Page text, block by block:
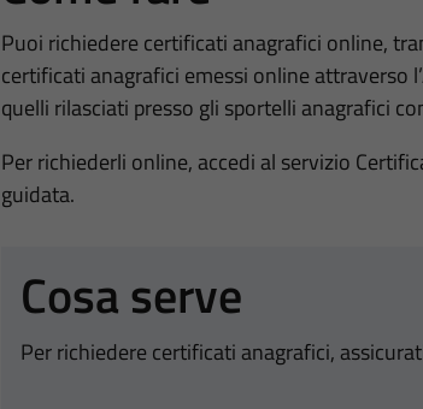
Puoi richiedere certificati anagrafici online,
certificati anagrafici emessi online attraverso
quelli rilasciati presso gli sportelli anagrafici
Per richiederli online, accedi al servizio
guidata.
Cosa serve
Per richiedere certificati anagrafici,